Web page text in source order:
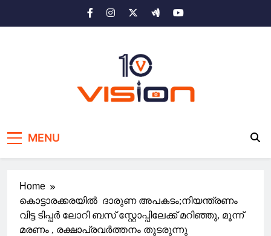
MENU
Home
കൊട്ടാരക്കരയിൽ ദാരുണ അപകടം;നിയന്ത്രണം
വിട്ട ടിപ്പർ ലോറി ബസ് സ്റ്റോപ്പിലേക്ക് മറിഞ്ഞു, മൂന്ന്
മരണം , രക്ഷാപ്രവർത്തനം തുടരുന്നു